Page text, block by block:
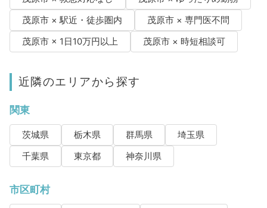
茂原市 × 駅近・徒歩圏内
茂原市 × 専門医不問
茂原市 × 1日10万円以上
茂原市 × 時短相談可
近隣のエリアから探す
関東
茨城県 栃木県 群馬県
埼玉県
千葉県
東京都 神奈川県
市区町村